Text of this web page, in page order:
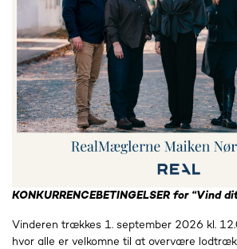
KONKURRENCEBETINGELSER for “Vind
Vinderen trækkes 1. september 2026 kl.
hvor alle er velkomne til at overvære